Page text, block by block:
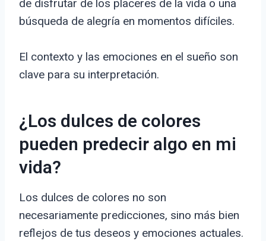
de disfrutar de los placeres de la vida o una
búsqueda de alegría en momentos difíciles.
El contexto y las emociones en el sueño son
clave para su interpretación.
¿Los dulces de colores
pueden predecir algo en mi
vida?
Los dulces de colores no son
necesariamente predicciones, sino más bien
reflejos de tus deseos y emociones actuales.